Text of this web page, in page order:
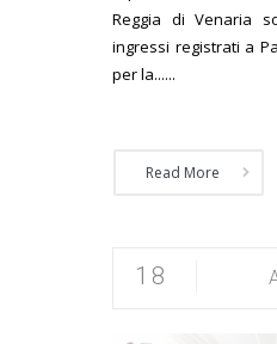
Reggia di Venaria
ingressi registrati a
per la......
Read More
18